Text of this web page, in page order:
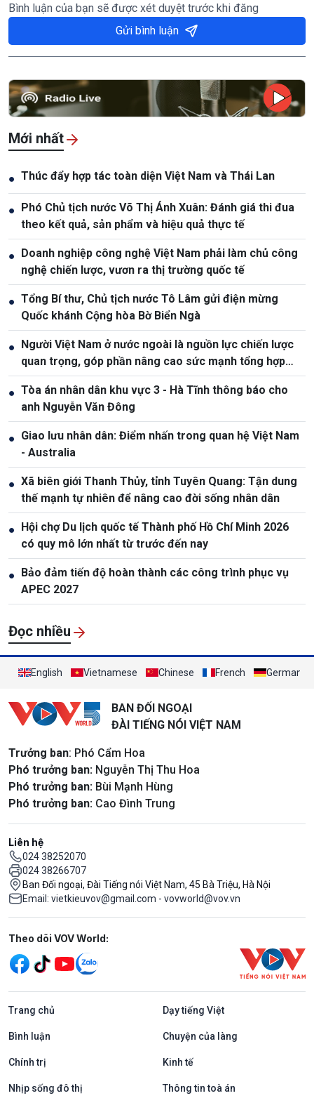
Bình luận của bạn sẽ được xét duyệt trước khi đăng
Gửi bình luận
Mới nhất
● Thúc đẩy hợp tác toàn diện Việt Nam và Thái Lan
● Phó Chủ tịch nước Võ Thị Ánh Xuân: Đánh giá thi đua
theo kết quả, sản phẩm và hiệu quả thực tế
● Doanh nghiệp công nghệ Việt Nam phải làm chủ công
nghệ chiến lược, vươn ra thị trường quốc tế
● Tổng Bí thư, Chủ tịch nước Tô Lâm gửi điện mừng
Quốc khánh Cộng hòa Bờ Biển Ngà
● Người Việt Nam ở nước ngoài là nguồn lực chiến lược
quan trọng, góp phần nâng cao sức mạnh tổng hợp
quốc gia
● Tòa án nhân dân khu vực 3 - Hà Tĩnh thông báo cho
anh Nguyễn Văn Đông
● Giao lưu nhân dân: Điểm nhấn trong quan hệ Việt Nam
- Australia
● Xã biên giới Thanh Thủy, tỉnh Tuyên Quang: Tận dung
thế mạnh tự nhiên để nâng cao đời sống nhân dân
● Hội chợ Du lịch quốc tế Thành phố Hồ Chí Minh 2026
có quy mô lớn nhất từ trước đến nay
● Bảo đảm tiến độ hoàn thành các công trình phục vụ
APEC 2027
Đọc nhiều
English Vietnamese Chinese French German
BAN ĐỐI NGOẠI
ĐÀI TIẾNG NÓI VIỆT NAM
Trưởng ban: Phó Cẩm Hoa
Phó trưởng ban: Nguyễn Thị Thu Hoa
Phó trưởng ban: Bùi Mạnh Hùng
Phó trưởng ban: Cao Đình Trung
Liên hệ
024 38252070
024 38266707
Ban Đối ngoại, Đài Tiếng nói Việt Nam, 45 Bà Triệu, Hà Nội
Email: vietkieuvov@gmail.com - vovworld@vov.vn
Mạng xã hội
Theo dõi VOV World:
Trang chủ Dạy tiếng Việt
Bình luận Chuyện của làng
Chính trị Kinh tế
Nhịp sống đô thị Thông tin toà án